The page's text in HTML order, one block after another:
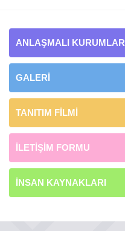
ANLAŞMALI KURUMLAR
GALERİ
TANITIM FİLMİ
İLETİŞİM FORMU
İNSAN KAYNAKLARI